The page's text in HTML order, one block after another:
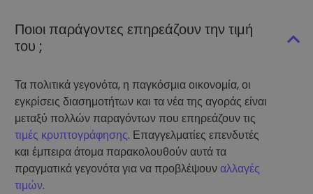
Ποιοι παράγοντες επηρεάζουν την τιμή
του ;
Τα πολιτικά γεγονότα, η παγκόσμια οικονομία, οι
εγκρίσεις διασημοτήτων και τα νέα της αγοράς είναι
μεταξύ πολλών παραγόντων που επηρεάζουν τις
τιμές κρυπτογράφησης. Επαγγελματίες επενδυτές
και έμπειρα άτομα παρακολουθούν αυτά τα
πραγματικά γεγονότα για να προβλέψουναλλαγές
τιμών.